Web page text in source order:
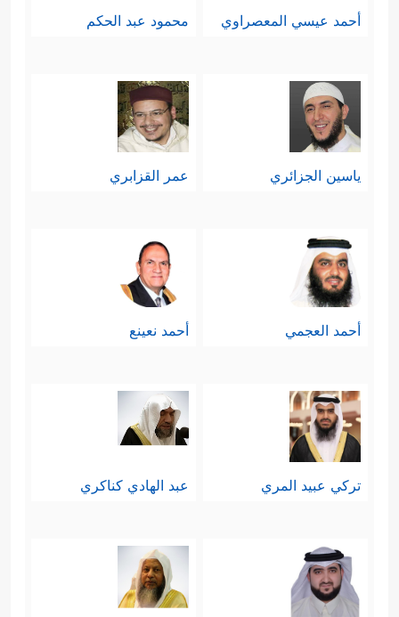
أحمد عيسي المعصراوي محمود عبد الحكم
ياسين الجزائري عمر القزابري
أحمد العجمي أحمد نعينع
تركي عبيد المري عبد الهادي كناكري